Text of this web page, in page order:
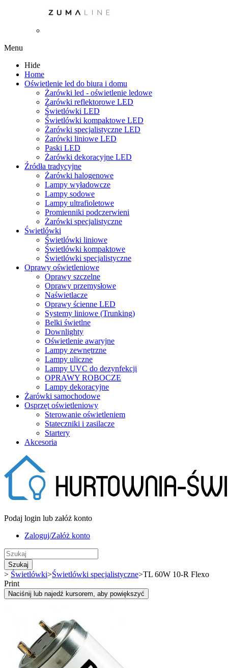
Menu
Hide
Home
Oświetlenie led do biura i domu
Żarówki led - oświetlenie ledowe
Żarówki reflektorowe LED
Świetlówki LED
Świetlówki kompaktowe LED
Żarówki specjalistyczne LED
Żarówki liniowe LED
Paski LED
Żarówki dekoracyjne LED
Źródła tradycyjne
Żarówki halogenowe
Lampy wyładowcze
Lampy sodowe
Lampy ultrafioletowe
Promienniki podczerwieni
Żarówki specjalistyczne
Świetlówki
Świetlówki liniowe
Świetlówki kompaktowe
Świetlówki specjalistyczne
Oprawy oświetleniowe
Oprawy szczelne
Oprawy przemysłowe
Naświetlacze
Oprawy ścienne LED
Systemy liniowe (Trunking)
Belki świetlne
Downlighty
Oświetlenie awaryjne
Lampy zewnętrzne
Lampy uliczne
Lampy UVC do dezynfekcji
OPRAWY ROBOCZE
Lampy dekoracyjne
Żarówki samochodowe
Osprzęt oświetleniowy
Sterowanie oświetleniem
Stateczniki i zasilacze
Startery
Akcesoria
Podaj login lub załóż konto
Zaloguj/Załóż konto
Szukaj
> Świetlówki>Świetlówki specjalistyczne>TL 60W 10-R Flexo
Print
Naciśnij lub najedź kursorem, aby powiększyć